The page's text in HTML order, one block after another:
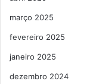
março 2025
fevereiro 2025
janeiro 2025
dezembro 2024